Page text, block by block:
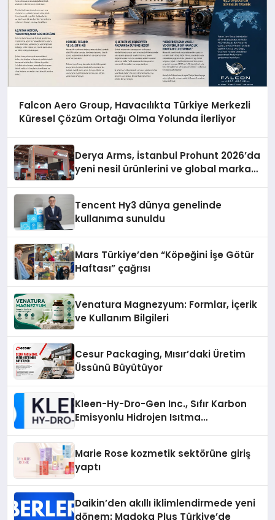
Falcon Aero Group, Havacılıkta Türkiye Merkezli
Küresel Çözüm Ortağı Olma Yolunda İlerliyor
Derya Arms, İstanbul Prohunt 2026’da
yeni nesil ürünlerini ve global marka
Tencent Hy3 dünya genelinde
kullanıma sunuldu
Mars Türkiye’den “Köpeğini İşe Götür
Haftası” çağrısı
Venatura Magnezyum: Formlar, İçerik
ve Kullanım Bilgileri
Cesur Packaging, Mısır’daki Üretim
Üssünü Büyütüyor
Kleen-Hy-Dro-Gen Inc., Sıfır Karbon
Emisyonlu Hidrojen Isıtma
Marie Rose kozmetik sektörüne giriş
yaptı
Daikin’den akıllı iklimlendirmede yeni
dönem: Madoka Plus Türkiye’de